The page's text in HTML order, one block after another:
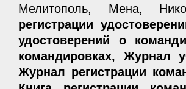
Мелитополь, Мена,
регистрации
удостоверений о
командировках, Журнал
Журнал регистрации